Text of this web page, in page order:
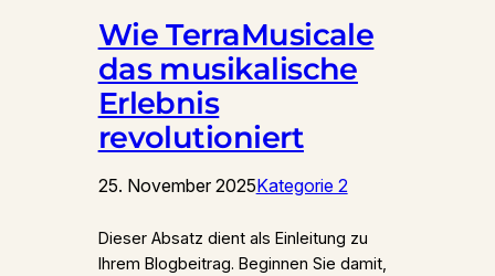
Wie TerraMusicale
das musikalische
Erlebnis
revolutioniert
25. November 2025Kategorie 2
Dieser Absatz dient als Einleitung zu
Ihrem Blogbeitrag. Beginnen Sie damit,